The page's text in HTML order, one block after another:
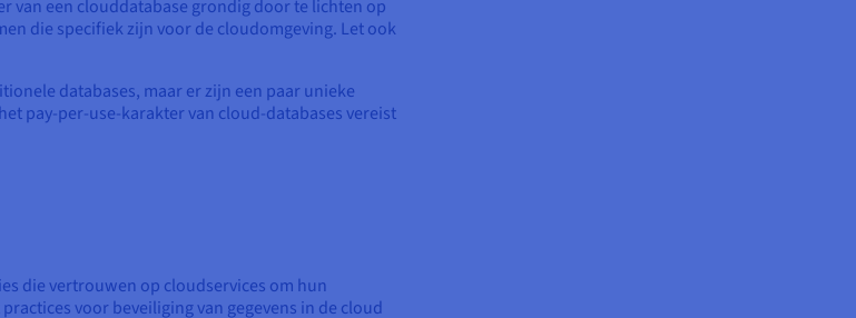
van een clouddatabase grondig door te lichten op
die specifiek zijn voor de cloudomgeving. Let ook
databases, maar er zijn een paar unieke
pay-per-use-karakter van cloud-databases vereist
die vertrouwen op cloudservices om hun
voor beveiliging van gegevens in de cloud